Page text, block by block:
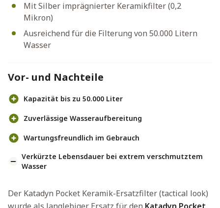
Mit Silber imprägnierter Keramikfilter (0,2
Mikron)
Ausreichend für die Filterung von 50.000 Litern
Wasser
Vor- und Nachteile
Kapazität bis zu 50.000 Liter
Zuverlässige Wasseraufbereitung
Wartungsfreundlich im Gebrauch
Verkürzte Lebensdauer bei extrem verschmutztem
Wasser
Der Katadyn Pocket Keramik-Ersatzfilter (tactical look)